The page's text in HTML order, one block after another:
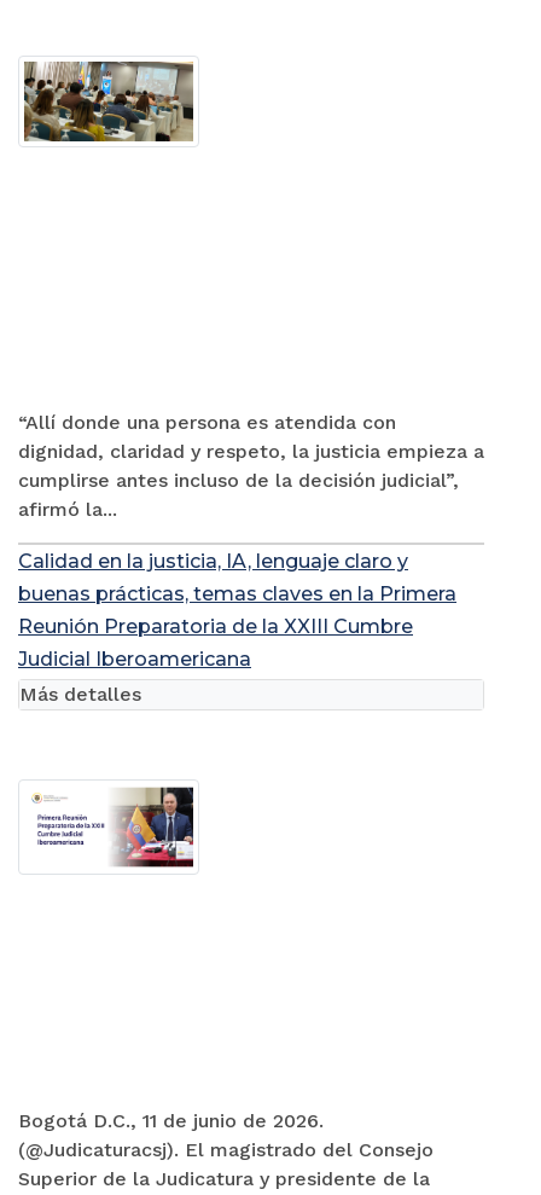
“Allí donde una persona es atendida con
dignidad, claridad y respeto, la justicia empieza a
cumplirse antes incluso de la decisión judicial”,
afirmó la...
Calidad en la justicia, IA, lenguaje claro y
buenas prácticas, temas claves en la Primera
Reunión Preparatoria de la XXIII Cumbre
Judicial Iberoamericana
Bogotá D.C., 11 de junio de 2026.
(@Judicaturacsj). El magistrado del Consejo
Superior de la Judicatura y presidente de la
Más detalles